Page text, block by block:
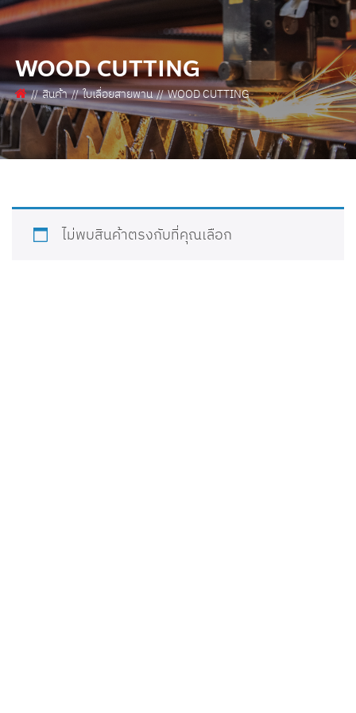
WOOD CUTTING
สินค้า ใบเลื่อยสายพาน WOOD CUTTING
ไม่พบสินค้าตรงกับที่คุณเลือก